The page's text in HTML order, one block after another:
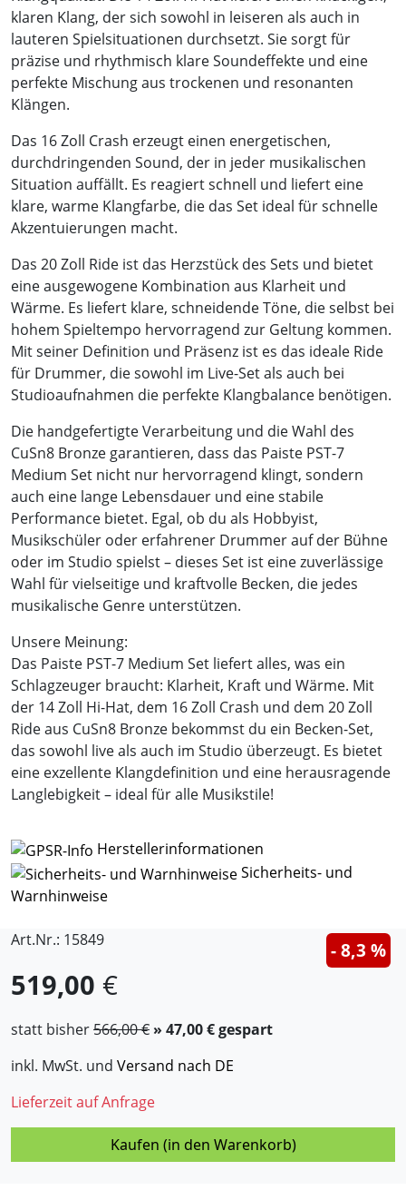
klaren Klang, der sich sowohl in leiseren als auch in
lauteren Spielsituationen durchsetzt. Sie sorgt für
präzise und rhythmisch klare Soundeffekte und eine
perfekte Mischung aus trockenen und resonanten
Klängen.
Das 16 Zoll Crash erzeugt einen energetischen,
durchdringenden Sound, der in jeder musikalischen
Situation auffällt. Es reagiert schnell und liefert eine
klare, warme Klangfarbe, die das Set ideal für schnelle
Akzentuierungen macht.
Das 20 Zoll Ride ist das Herzstück des Sets und bietet
eine ausgewogene Kombination aus Klarheit und
Wärme. Es liefert klare, schneidende Töne, die selbst bei
hohem Spieltempo hervorragend zur Geltung kommen.
Mit seiner Definition und Präsenz ist es das ideale Ride
für Drummer, die sowohl im Live-Set als auch bei
Studioaufnahmen die perfekte Klangbalance benötigen.
Die handgefertigte Verarbeitung und die Wahl des
CuSn8 Bronze garantieren, dass das Paiste PST-7
Medium Set nicht nur hervorragend klingt, sondern
auch eine lange Lebensdauer und eine stabile
Performance bietet. Egal, ob du als Hobbyist,
Musikschüler oder erfahrener Drummer auf der Bühne
oder im Studio spielst – dieses Set ist eine zuverlässige
Wahl für vielseitige und kraftvolle Becken, die jedes
musikalische Genre unterstützen.
Unsere Meinung:
Das Paiste PST-7 Medium Set liefert alles, was ein
Schlagzeuger braucht: Klarheit, Kraft und Wärme. Mit
der 14 Zoll Hi-Hat, dem 16 Zoll Crash und dem 20 Zoll
Ride aus CuSn8 Bronze bekommst du ein Becken-Set,
das sowohl live als auch im Studio überzeugt. Es bietet
eine exzellente Klangdefinition und eine herausragende
Langlebigkeit – ideal für alle Musikstile!
Herstellerinformationen
Sicherheits- und
Warnhinweise
Art.Nr.: 15849
519,00 €
statt bisher566,00 € » 47,00 € gespart
- 8,3 %
inkl. MwSt. und Versand nach DE
Lieferzeit auf Anfrage
Kaufen (in den Warenkorb)